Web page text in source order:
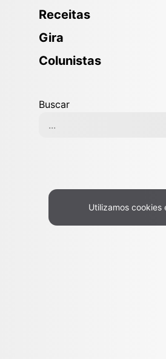
Receitas
Gira
Colunistas
Buscar
Política de
Utilizamos cookies